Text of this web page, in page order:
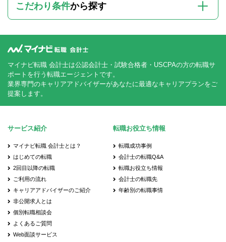
こだわり条件から探す
マイナビ転職 会計士は公認会計士・試験合格者・USCPAの方の転職サ
ポートを行う転職エージェントです。
業界専門のキャリアアドバイザーがあなたに最適なキャリアプランをご
提案します。
サービス紹介
マイナビ転職 会計士とは？
はじめての転職
2回目以降の転職
ご利用の流れ
キャリアアドバイザーのご紹介
非公開求人とは
個別転職相談会
よくあるご質問
Web面談サービス
転職お役立ち情報
転職成功事例
会計士の転職Q&A
転職お役立ち情報
会計士の転職先
年齢別の転職事情